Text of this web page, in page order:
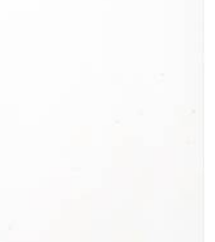
mooi klein